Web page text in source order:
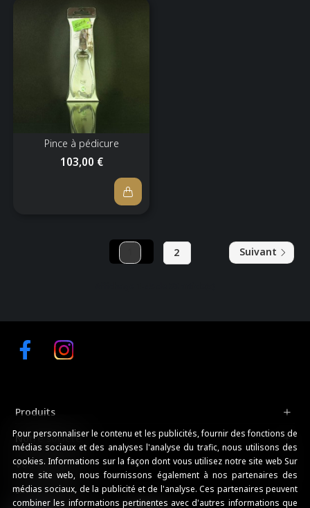
Pour personnaliser le contenu et les publicités, fournir des fonctions de
médias sociaux et des analyses l'analyse du trafic, nous utilisons des
cookies. Informations sur la façon dont vous utilisez notre site web Sur
notre site web, nous fournissons également à nos partenaires des
médias sociaux, de la publicité et de l'analyse. Ces partenaires peuvent
combiner les informations pertinentes avec d'autres informations que
Pince à pédicure
103,00 €
2 Suivant
FacebookInstagram
Produits
Notre société
Votre compte
Informations